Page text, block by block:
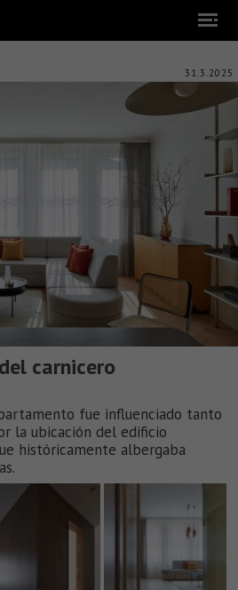
31.3.2025
carnicero
fue influenciado tanto
la ubicación del edificio
históricamente albergaba